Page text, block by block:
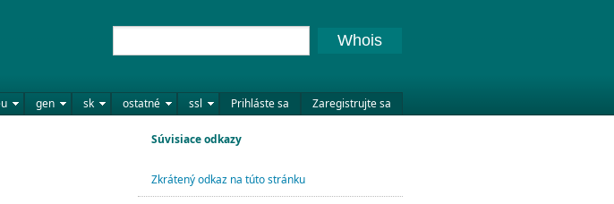
gen sk ostatné ssl Prihláste sa Zaregistrujte sa
Whois
Súvisiace odkazy
Zkrátený odkaz na túto stránku